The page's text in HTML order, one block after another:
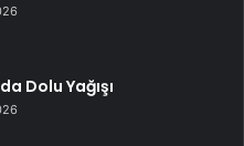
Dolu Yağışı